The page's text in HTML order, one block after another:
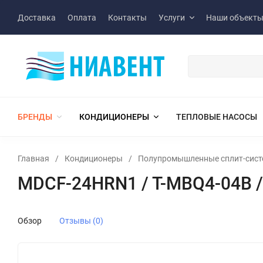
Доставка Оплата Контакты Услуги Наши объекты
БРЕНДЫ КОНДИЦИОНЕРЫ ТЕПЛОВЫЕ НАСОСЫ
Главная / Кондиционеры / Полупромышленные сплит-
MDCF-24HRN1 / T-MBQ4-04B
Обзор Отзывы (0)